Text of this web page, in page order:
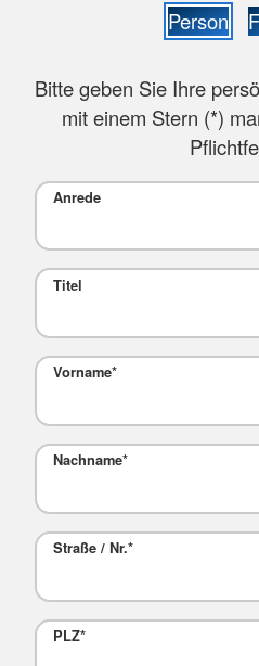
Person
Bitte geben Sie Ihre
mit einem Stern (*)
Anrede
Titel
Vorname*
Nachname*
Straße / Nr.*
PLZ*